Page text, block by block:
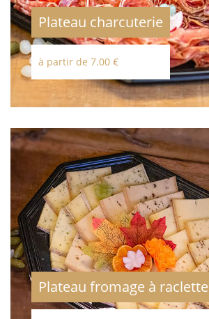
Plateau charcuterie
à partir de 7.00 €
Plateau fromage à raclette